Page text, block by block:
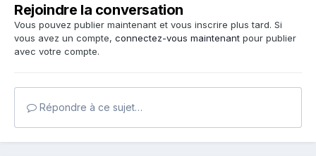
Rejoindre la conversation
Vous pouvez publier maintenant et vous inscrire plus tard. Si
vous avez un compte, connectez-vous maintenant pour publier
avec votre compte.
Répondre à ce sujet…